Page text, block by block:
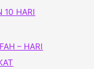
10 HARI
– HARI